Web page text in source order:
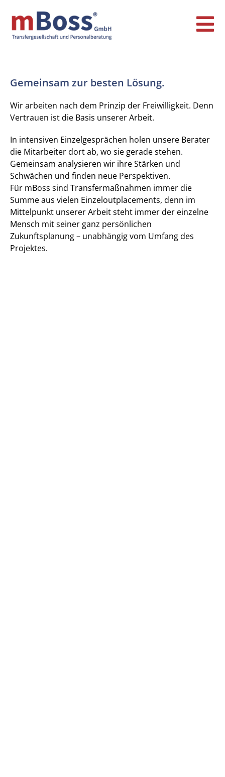
Gemeinsam zur besten Lösung.
Wir arbeiten nach dem Prinzip der Freiwilligkeit. Denn
Vertrauen ist die Basis unserer Arbeit.
In intensiven Einzelgesprächen holen unsere Berater
die Mitarbeiter dort ab, wo sie gerade stehen.
Gemeinsam analysieren wir ihre Stärken und
Schwächen und finden neue Perspektiven.
Für mBoss sind Transfermaßnahmen immer die
Summe aus vielen Einzeloutplacements, denn im
Mittelpunkt unserer Arbeit steht immer der einzelne
Mensch mit seiner ganz persönlichen
Zukunftsplanung – unabhängig vom Umfang des
Projektes.